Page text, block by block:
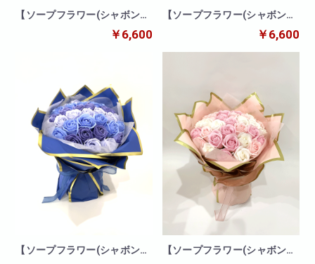
【ソープフラワー(シャボンフ
ラワー)】ローズブーケ(パー
￥6,600
【ソープフラワー(シャボンフ
ラワー)】ローズブーケ(レッ
￥6,600
【ソープフラワー(シャボンフ
【ソープフラワー(シャボンフ